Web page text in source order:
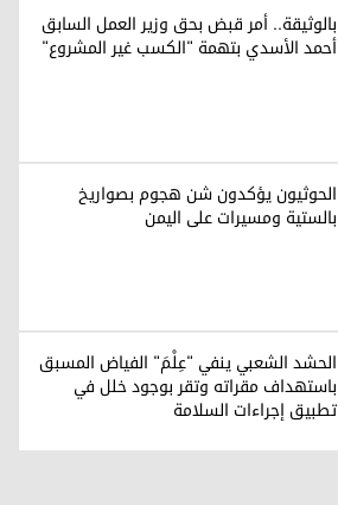
بالوثيقة.. أمر قبض بحق وزير العمل السابق
أحمد الأسدي بتهمة "الكسب غير المشروع"
الحوثيون يؤكدون شن هجوم بصواريخ
بالستية ومسيرات على اليمن
الحشد الشعبي ينفي "عِلْمَ" الفياض المسبق
باستهداف مقراته وتقر بوجود خلل في
تطبيق إجراءات السلامة